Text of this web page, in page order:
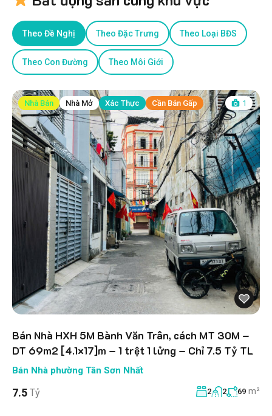
Theo Đề Nghị Theo Đặc Trưng Theo Loại BĐS
Theo Con Đường Theo Môi Giới
Nhà Bán Nhà Mở Xác Thực Cần Bán Gấp 1
Bán Nhà HXH 5M Bành Văn Trân, cách MT 30M –
DT 69m2 [4.1×17]m – 1 trệt 1 lửng – Chỉ 7.5 Tỷ TL
Bán Nhà phường Tân Sơn Nhất
7.5 Tỷ 2 2 69 m²